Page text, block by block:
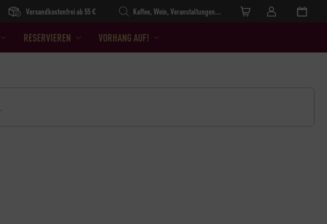
RESERVIEREN VORHANG AUF!
Versandkostenfrei ab 55 €
Products search